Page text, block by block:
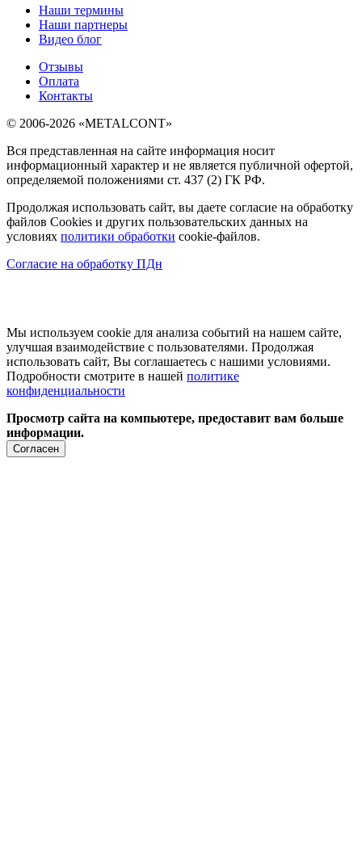
Наши термины
Наши партнеры
Видео блог
Отзывы
Оплата
Контакты
© 2006-2026 «METALCONT»
Вся представленная на сайте информация носит
информационный характер и не является публичной офертой,
определяемой положениями ст. 437 (2) ГК РФ.
Продолжая использовать сайт, вы даете согласие на обработку
файлов Cookies и других пользовательских данных на
условиях политики обработки cookie-файлов.
Согласие на обработку ПДн
Мы используем cookie для анализа событий на нашем сайте,
улучшая взаимодействие с пользователями. Продолжая
использовать сайт, Вы соглашаетесь с нашими условиями.
Подробности смотрите в нашей политике
конфиденциальности
Просмотр сайта на компьютере, предоставит вам больше
информации.
Согласен